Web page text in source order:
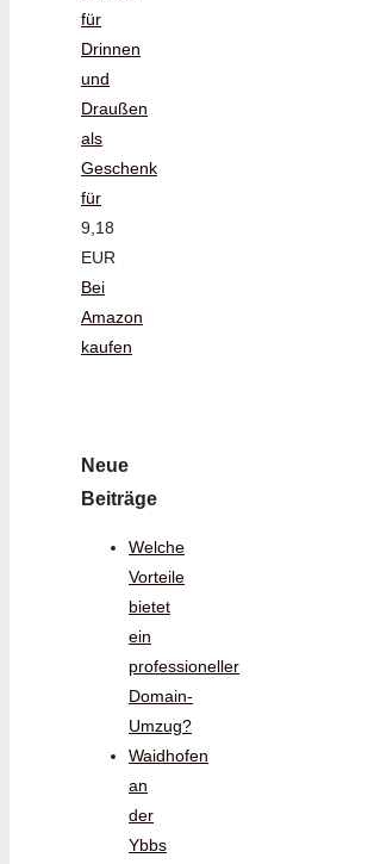
für
Drinnen
und
Draußen
als
Geschenk
für
9,18
EUR
Bei
Amazon
kaufen
Neue
Beiträge
Welche
Vorteile
bietet
ein
professioneller
Domain-
Umzug?
Waidhofen
an
der
Ybbs